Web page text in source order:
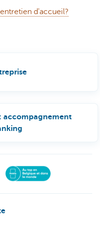
d'accueil?
accompagnement